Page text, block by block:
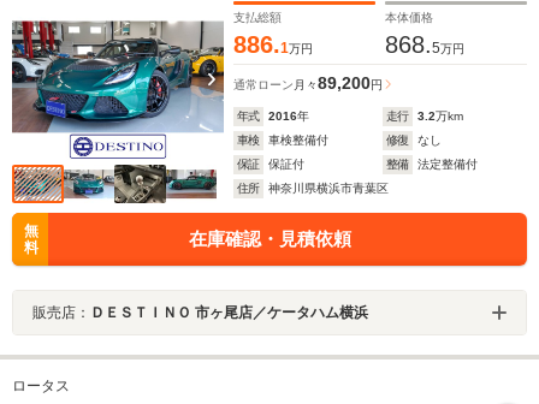
支払総額
886.1万円
本体価格
868.5万円
通常ローン 月々89,200円
年式 2016年 走行 3.2万km
車検
車検整備付 修復
なし
保証
保証付 整備
法定整備付
住所
神奈川県横浜市青葉区
無
料
在庫確認・見積依頼
販売店： ＤＥＳＴＩＮＯ 市ヶ尾店／ケータハム横浜
ロータス